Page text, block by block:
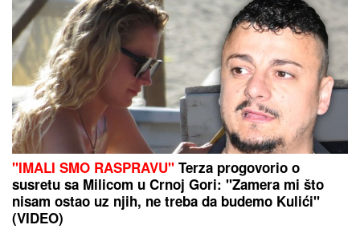
"IMALI SMO RASPRAVU" Terza progovorio o
susretu sa Milicom u Crnoj Gori: "Zamera mi što
nisam ostao uz njih, ne treba da budemo Kulići"
(VIDEO)